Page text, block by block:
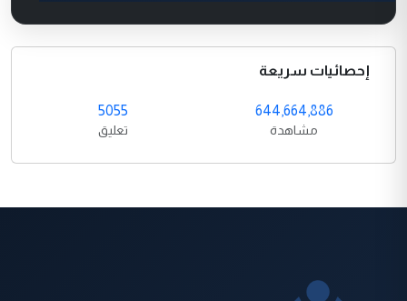
إحصائيات سريعة
644,664,886
مشاهدة
5055
تعليق